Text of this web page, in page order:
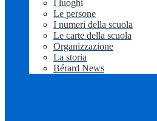
I luoghi
Le persone
I numeri della scuola
Le carte della scuola
Organizzazione
La storia
Bérard News